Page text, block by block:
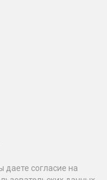
даете согласие на